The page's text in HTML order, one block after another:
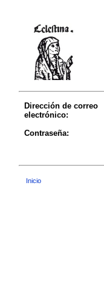
Dirección de correo
electrónico:
Contraseña:
Inicio